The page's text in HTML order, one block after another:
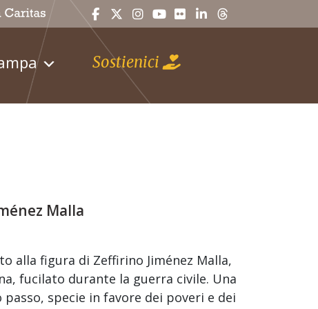
Sostienici
Malla
alla figura di Zeffirino Jiménez Malla,
fucilato durante la guerra civile. Una
specie in favore dei poveri e dei